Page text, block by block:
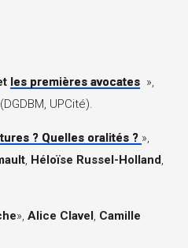
les premières avocates»,
(DGDBM, UPCité).
? Quelles oralités ? »,
, Héloïse Russel-Holland,
», Alice Clavel, Camille